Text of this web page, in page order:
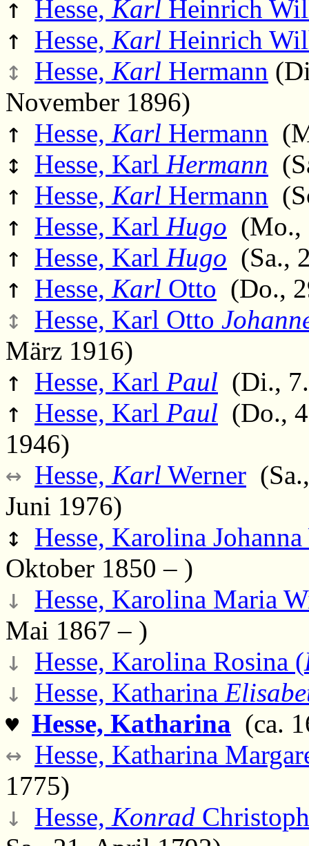
↑ Hesse, Karl Heinrich
↑ Hesse, Karl Heinrich
↕ Hesse, Karl Hermann
November 1896)
↑ Hesse, Karl Hermann
↕ Hesse, Karl Hermann
↑ Hesse, Karl Hermann
↑ Hesse, Karl Hugo (Mo.,
↑ Hesse, Karl Hugo (Sa.,
↑ Hesse, Karl Otto (Do.,
↕ Hesse, Karl Otto
März 1916)
↑ Hesse, Karl Paul (Di.,
↑ Hesse, Karl Paul (Do.,
1946)
↔ Hesse, Karl Werner
Juni 1976)
↕ Hesse, Karolina
Oktober 1850 – )
↓ Hesse, Karolina Maria
Mai 1867 – )
↓ Hesse, Karolina Rosina (
↓ Hesse, Katharina
♥ Hesse, Katharina (ca.
↔ Hesse, Katharina
1775)
↓ Hesse, Konrad Christoph